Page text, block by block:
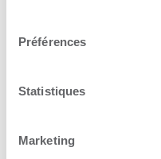
Préférences
Statistiques
Marketing
Consulter le site